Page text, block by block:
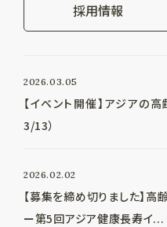
採用情報
2026.03.05
【イベント開催】アジアの
3/13）
2026.02.02
【募集を締め切りました】
ー第5回アジア健康長寿イ...